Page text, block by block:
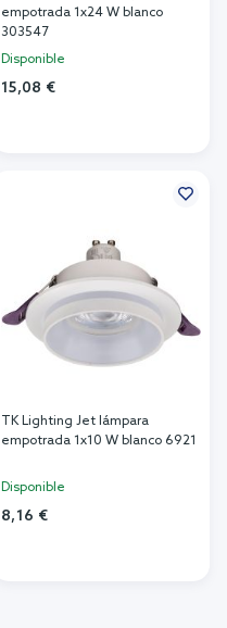
empotrada 1x24 W blanco
303547
Disponible
15,08 €
TK Lighting Jet lámpara
empotrada 1x10 W blanco 6921
Disponible
8,16 €